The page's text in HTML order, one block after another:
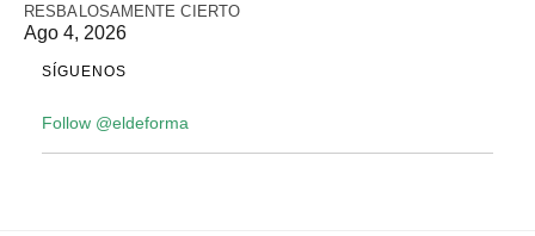
RESBALOSAMENTE CIERTO
Ago 4, 2026
SÍGUENOS
Follow @eldeforma